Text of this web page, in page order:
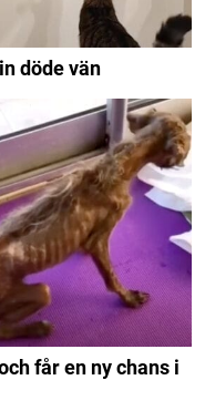
döde vän
får en ny chans i